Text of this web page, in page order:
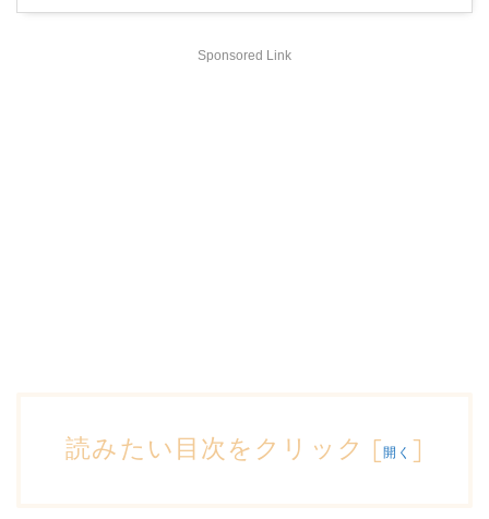
Sponsored Link
読みたい目次をクリック [開く ]